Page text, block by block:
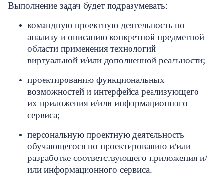
Выполнение задач будет подразумевать:
командную проектную деятельность по
анализу и описанию конкретной предметной
области применения технологий
виртуальной и/или дополненной реальности;
проектированию функциональных
возможностей и интерфейса реализующего
их приложения и/или информационного
сервиса;
персональную проектную деятельность
обучающегося по проектированию и/или
разработке соответствующего приложения и/
или информационного сервиса.